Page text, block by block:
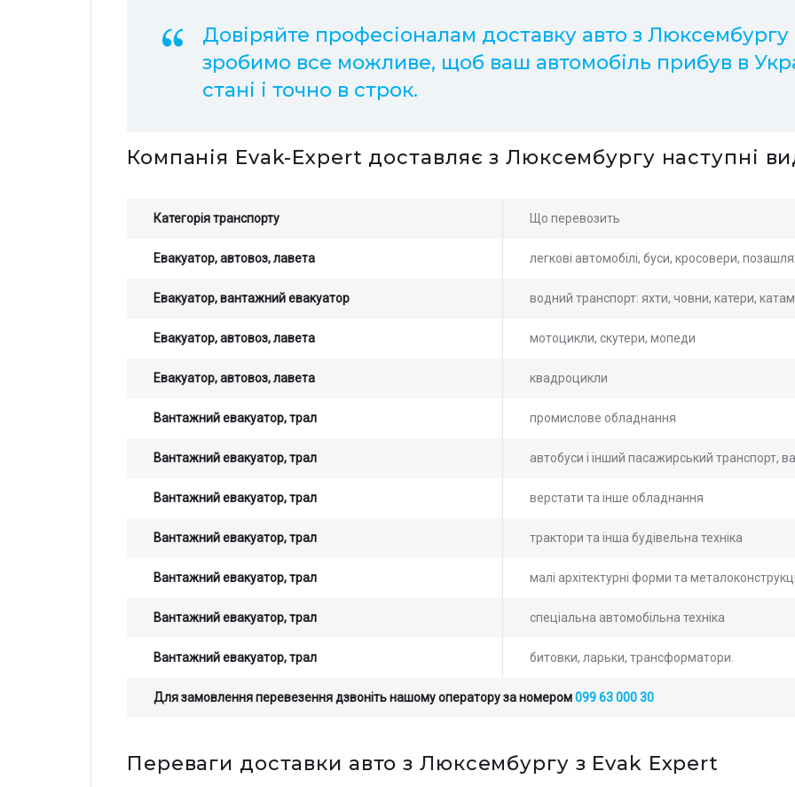
Довіряйте професіоналам доставку авто з Люксембургу
зробимо все можливе, щоб ваш автомобіль прибув в
стані і точно в строк.
Компанія Evak-Expert доставляє з Люксембургу наступні
Категорія транспорту Що перевозить
Евакуатор, автовоз, лавета легкові автомобілі, буси, кросовери,
Евакуатор, вантажний евакуатор водний транспорт: яхти, човни, катери,
Евакуатор, автовоз, лавета мотоцикли, скутери, мопеди
Евакуатор, автовоз, лавета квадроцикли
Вантажний евакуатор, трал промислове обладнання
Вантажний евакуатор, трал автобуси і інший пасажирський транспорт,
Вантажний евакуатор, трал верстати та інше обладнання
Вантажний евакуатор, трал трактори та інша будівельна техніка
Вантажний евакуатор, трал малі архітектурні форми та
Вантажний евакуатор, трал спеціальна автомобільна техніка
Вантажний евакуатор, трал битовки, ларьки, трансформатори.
Для замовлення перевезення дзвоніть нашому оператору за номером099 63 000 30
Переваги доставки авто з Люксембургу з Evak Expert
стоимости услуг с нашим
прорахунок вартості послуг